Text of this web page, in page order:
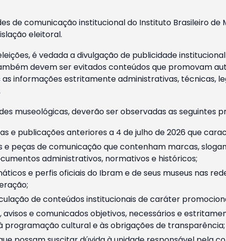
de comunicação institucional do Instituto Brasileiro
eleitoral.
é vedada a divulgação de publicidade
devem ser evitados conteúdos que promovam
informações estritamente administrativas, técnicas,
museológicas, deverão ser observadas as seguintes
e publicações anteriores a 4 de julho de 2026 que
peças de comunicação que contenham marcas,
administrativos, normativos e históricos;
e perfis oficiais do Ibram e de seus museus nas
de conteúdos institucionais de caráter
e comunicados objetivos, necessários e
programação cultural e às obrigações de transparência;